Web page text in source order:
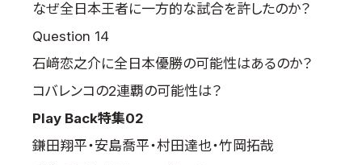
なぜ全日本王者に一方的な試合を許したのか？
Question 14
石﨑恋之介に全日本優勝の可能性はあるのか？
コバレンコの2連覇の可能性は？
Play Back特集02
鎌田翔平・安島喬平・村田達也・竹岡拓哉